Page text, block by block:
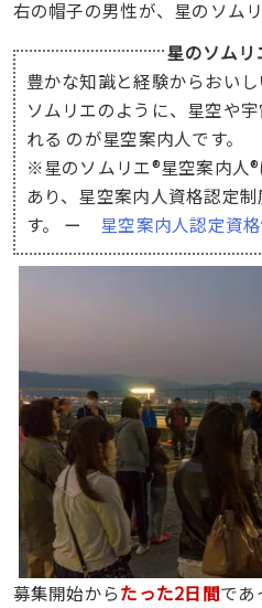
右の帽子の男性が、星のソム
星のソムリ
豊かな知識と経験からおい
ソムリエのように、星空や
れる のが星空案内人です。
※星のソムリエ®星空案内人
あり、星空案内人資格認定
す。 ー 星空案内人認定資
募集開始からたった2日間であ